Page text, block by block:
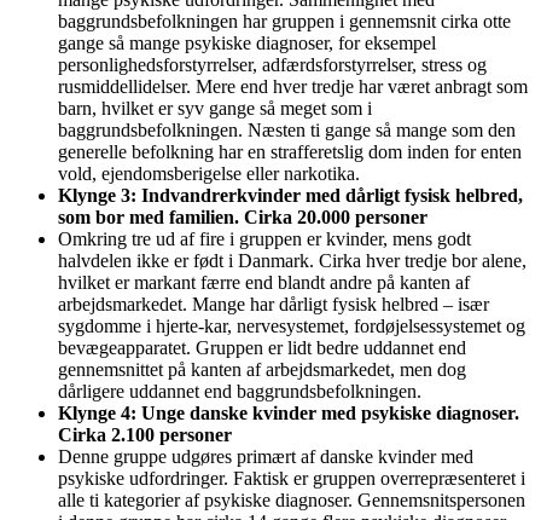
baggrundsbefolkningen har gruppen i gennemsnit cirka otte
gange så mange psykiske diagnoser, for eksempel
personlighedsforstyrrelser, adfærdsforstyrrelser, stress og
rusmiddellidelser. Mere end hver tredje har været anbragt som
barn, hvilket er syv gange så meget som i
baggrundsbefolkningen. Næsten ti gange så mange som den
generelle befolkning har en strafferetslig dom inden for enten
vold, ejendomsberigelse eller narkotika.
Klynge 3: Indvandrerkvinder med dårligt fysisk helbred,
som bor med familien. Cirka 20.000 personer
Omkring tre ud af fire i gruppen er kvinder, mens godt
halvdelen ikke er født i Danmark. Cirka hver tredje bor alene,
hvilket er markant færre end blandt andre på kanten af
arbejdsmarkedet. Mange har dårligt fysisk helbred – især
sygdomme i hjerte-kar, nervesystemet, fordøjelsessystemet og
bevægeapparatet. Gruppen er lidt bedre uddannet end
gennemsnittet på kanten af arbejdsmarkedet, men dog
dårligere uddannet end baggrundsbefolkningen.
Klynge 4: Unge danske kvinder med psykiske diagnoser.
Cirka 2.100 personer
Denne gruppe udgøres primært af danske kvinder med
psykiske udfordringer. Faktisk er gruppen overrepræsenteret i
alle ti kategorier af psykiske diagnoser. Gennemsnitspersonen